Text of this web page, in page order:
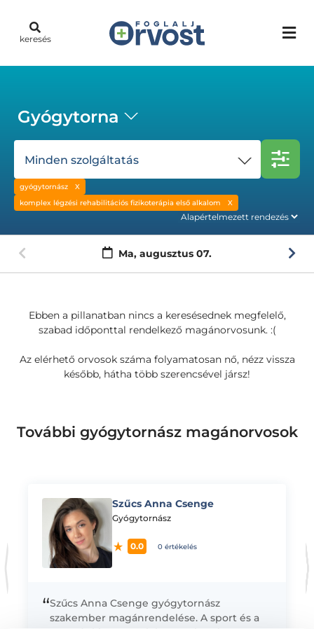
keresés
Gyógytorna
Minden szolgáltatás
gyógytornász
komplex légzési rehabilitációs fizikoterápia első alkalom
Ma, augusztus 07.
Ebben a pillanatban nincs a keresésednek megfelelő,
szabad időponttal rendelkező magánorvosunk. :(
Az elérhető orvosok száma folyamatosan nő, nézz vissza
később, hátha több szerencsével jársz!
További gyógytornász magánorvosok
Szűcs Anna Csenge
Gyógytornász
0.0 0 értékelés
“Szűcs Anna Csenge gyógytornász
szakember magánrendelése. A sport és a